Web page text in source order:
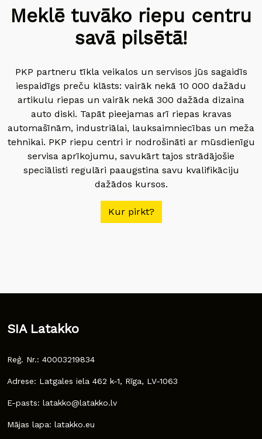
Meklē tuvāko riepu centru
savā pilsētā!
PKP partneru tīkla veikalos un servisos jūs sagaidīs
iespaidīgs preču klāsts: vairāk nekā 10 000 dažādu
artikulu riepas un vairāk nekā 300 dažāda dizaina
auto diski. Tapāt pieejamas arī riepas kravas
automašīnām, industriālai, lauksaimniecības un meža
tehnikai. PKP riepu centri ir nodrošināti ar mūsdienīgu
servisa aprīkojumu, savukārt tajos strādājošie
speciālisti regulāri paaugstina savu kvalifikāciju
dažādos kursos.
Kur pirkt?
SIA Latakko
Reģ. Nr.: 40003219834
Adrese: Latgales iela 462 k-1, Rīga, LV-1063
E-pasts: latakko@latakko.lv
Mājas lapa: latakko.eu